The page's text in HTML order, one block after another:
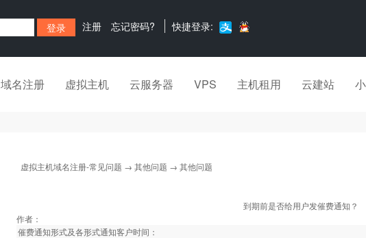
注册 忘记密码? 快捷登录:
域名注册 虚拟主机 云服务器 VPS 主机租用 云建站
虚拟主机域名注册-常见问题 → 其他问题 → 其他问题
到期前是否给用户发催费通知？
作者：
催费通知形式及各形式通知客户时间：